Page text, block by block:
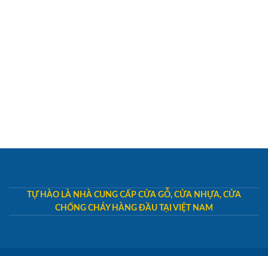
TỰ HÀO LÀ NHÀ CUNG CẤP CỬA GỖ, CỬA NHỰA, CỬA
CHỐNG CHÁY HÀNG ĐẦU TẠI VIỆT NAM